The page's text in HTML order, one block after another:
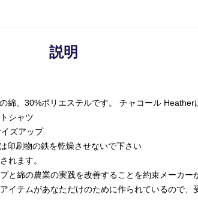
説明
、30%ポリエステルです。 チャコール
シャツ
ズアップ
印刷物の鉄を乾燥させないで下さい
れます。
と綿の農業の実践を改善することを約束メーカー
イテムがあなただけのために作られているので